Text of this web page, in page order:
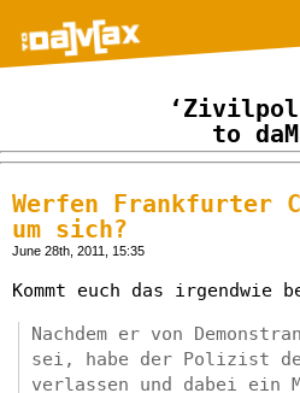
to
Werfen Frankfurter
um sich?
June 28th, 2011, 15:35
Kommt euch das irgendwie
Nachdem er von
sei, habe der Polizist
verlassen und dabei ein